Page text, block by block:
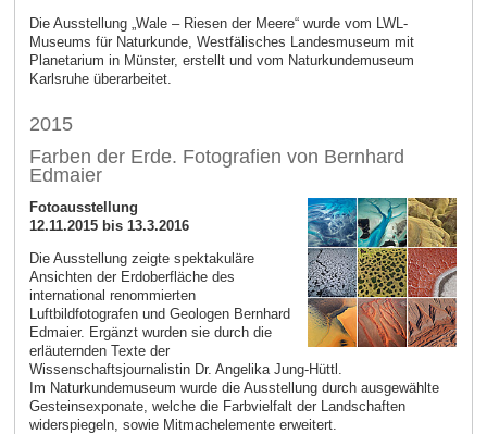
Die Ausstellung „Wale – Riesen der Meere“ wurde vom LWL-
Museums für Naturkunde, Westfälisches Landesmuseum mit
Planetarium in Münster, erstellt und vom Naturkunde­museum
Karlsruhe überarbeitet.
2015
Farben der Erde. Fotografien von Bernhard
Edmaier
Fotoausstellung
12.11.2015 bis 13.3.2016
Die Ausstellung zeigte spektakuläre
Ansichten der Erdoberfläche des
international renommierten
Luftbildfotografen und Geologen Bernhard
Edmaier. Ergänzt wurden sie durch die
erläuternden Texte der
Wissenschaftsjournalistin Dr. Angelika Jung-Hüttl.
Im Naturkundemuseum wurde die Ausstellung durch ausgewählte
Gesteinsexponate, welche die Farbvielfalt der Landschaften
widerspiegeln, sowie Mitmachelemente erweitert.